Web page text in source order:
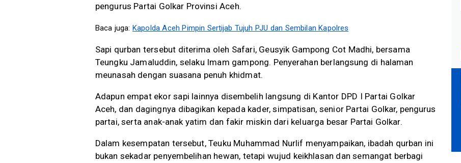
pengurus Partai Golkar Provinsi Aceh.
Baca juga: Kapolda Aceh Pimpin Sertijab Tujuh PJU dan Sembilan Kapolres
Sapi qurban tersebut diterima oleh Safari, Geusyik Gampong Cot Madhi, bersama
Teungku Jamaluddin, selaku Imam gampong. Penyerahan berlangsung di halaman
meunasah dengan suasana penuh khidmat.
Adapun empat ekor sapi lainnya disembelih langsung di Kantor DPD I Partai Golkar
Aceh, dan dagingnya dibagikan kepada kader, simpatisan, senior Partai Golkar, pengurus
partai, serta anak-anak yatim dan fakir miskin dari keluarga besar Partai Golkar.
Dalam kesempatan tersebut, Teuku Muhammad Nurlif menyampaikan, ibadah qurban ini
bukan sekadar penyembelihan hewan, tetapi wujud keikhlasan dan semangat berbagi